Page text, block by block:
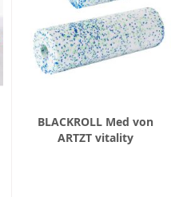
BLACKROLL Med von
ARTZT vitality